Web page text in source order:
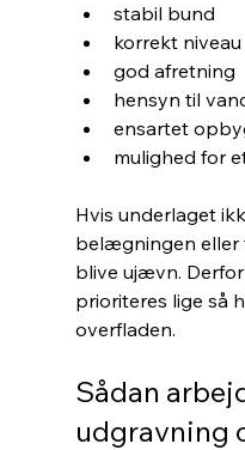
stabil bund
korrekt niveau
god afretning
hensyn til
ensartet
mulighed for
Hvis underlaget
belægningen eller
blive ujævn.
prioriteres lige så
overfladen.
Sådan
udgravning